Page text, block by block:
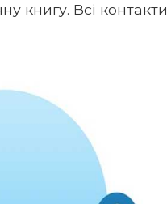
книгу. Всі контакти